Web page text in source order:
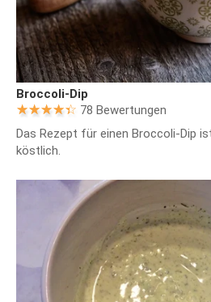
Broccoli-Dip
78 Bewertungen
Das Rezept für einen Broccoli-Dip
köstlich.